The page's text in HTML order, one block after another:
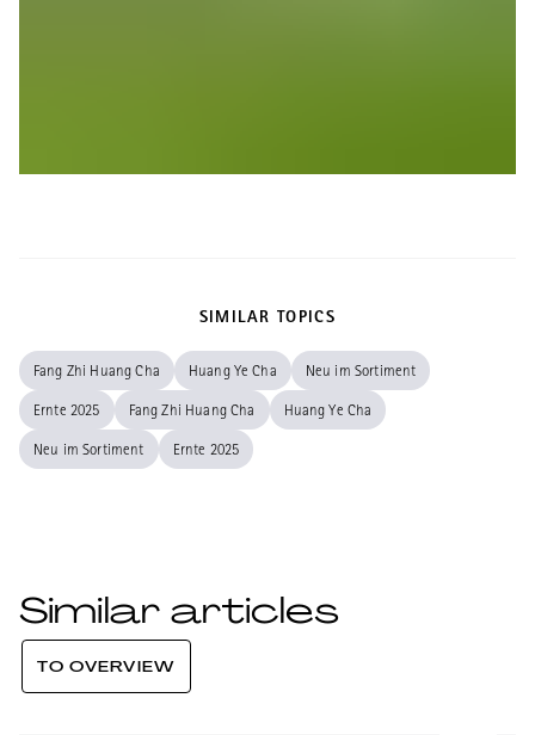
SIMILAR TOPICS
Fang Zhi Huang Cha Huang Ye Cha Neu im Sortiment
Ernte 2025 Fang Zhi Huang Cha Huang Ye Cha
Neu im Sortiment Ernte 2025
Similar articles
TO OVERVIEW